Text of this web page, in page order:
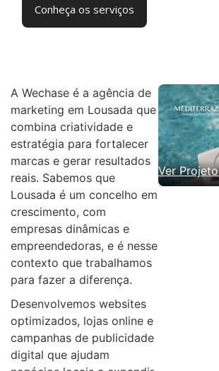
Conheça os serviços
A Wechase é a agência de
marketing em Lousada que
combina criatividade e
estratégia para fortalecer
marcas e gerar resultados
reais. Sabemos que
Lousada é um concelho em
crescimento, com
empresas dinâmicas e
empreendedoras, e é nesse
contexto que trabalhamos
para fazer a diferença.
Desenvolvemos websites
optimizados, lojas online e
campanhas de publicidade
digital que ajudam
Ver Projeto